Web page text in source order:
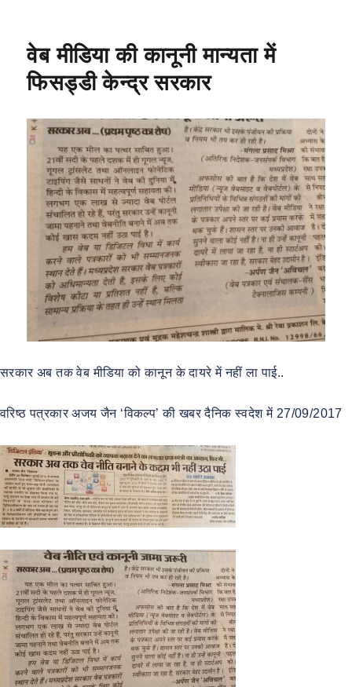
o
o
k
p
वेब मीडिया की कानूनी मान्यता में
फिसड्डी केन्द्र सरकार
सरकार अब तक वेब मीडिया को कानून के दायरे में नहीं ला पाई..
वरिष्ठ पत्रकार अजय जैन ‘विकल्प’ की खबर दैनिक स्वदेश में 27/09/2017